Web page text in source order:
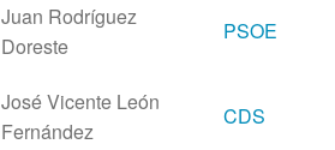
Juan Rodríguez
Doreste
PSOE
José Vicente León
Fernández
CDS